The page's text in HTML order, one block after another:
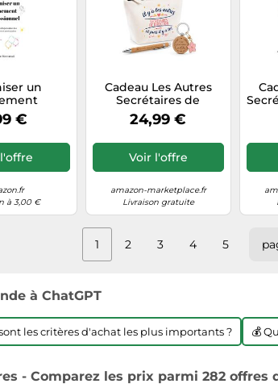
un
Le
€
à 3,00 €
Cadeau Les Autres
Secrétaires de
Direction et toi |
Coffret Trousse, Stylo
Remerciement
Femme
24,99 €
Voir l'offre
amazon-marketplace.fr
Livraison gratuite
et
1 2 3 4 5
à ChatGPT
les critères d'achat les plus importants ? 💰
- Comparez les prix parmi 282